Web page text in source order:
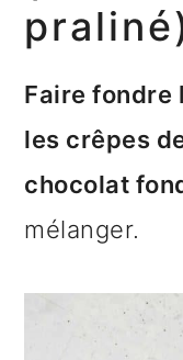
Faire fondre
les crêpes
chocolat
mélanger.